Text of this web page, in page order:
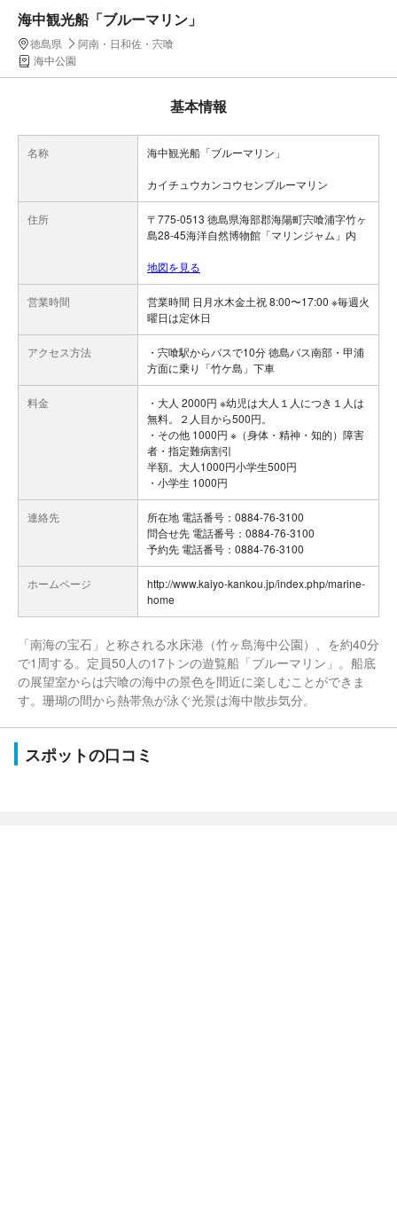
海中観光船「ブルーマリン」
徳島県
阿南・日和佐・宍喰
海中公園
基本情報
名称 海中観光船「ブルーマリン」
カイチュウカンコウセンブルーマリン
住所
〒775-0513 徳島県海部郡海陽町宍喰浦字竹ヶ
島28-45海洋自然博物館「マリンジャム」内
地図を見る
営業時間
営業時間 日月水木金土祝 8:00〜17:00 ※毎週火
曜日は定休日
アクセス方法
・宍喰駅からバスで10分 徳島バス南部・甲浦
方面に乗り「竹ケ島」下車
料金
・大人 2000円 ※幼児は大人１人につき１人は
無料。２人目から500円。
・その他 1000円 ※（身体・精神・知的）障害
者・指定難病割引
半額。大人1000円小学生500円
・小学生 1000円
連絡先
所在地 電話番号：0884-76-3100
問合せ先 電話番号：0884-76-3100
予約先 電話番号：0884-76-3100
ホームページ
http://www.kaiyo-kankou.jp/index.php/marine-
home
「南海の宝石」と称される水床港（竹ヶ島海中公園）、を約40分
で1周する。定員50人の17トンの遊覧船「ブルーマリン」。船底
の展望室からは宍喰の海中の景色を間近に楽しむことができま
す。珊瑚の間から熱帯魚が泳ぐ光景は海中散歩気分。
スポットの口コミ